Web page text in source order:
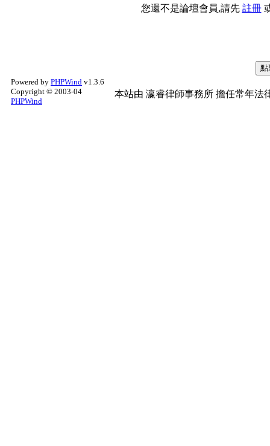
您還不是論壇會員,請先 註冊
Powered by PHPWind v1.3.6
Copyright © 2003-04
PHPWind
本站由 瀛睿律師事務所 擔任常年法